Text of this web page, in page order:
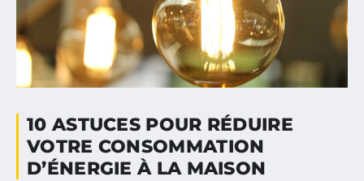
10 ASTUCES POUR RÉDUIRE
VOTRE CONSOMMATION
D’ÉNERGIE À LA MAISON